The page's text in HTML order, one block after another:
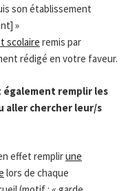
son établissement
»
scolaire remis par
rédigé en votre faveur.
remplir les
aller chercher leur/s
effet remplirune
lors de chaque